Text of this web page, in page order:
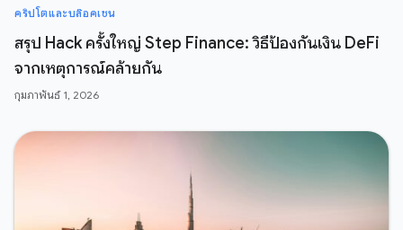
คริปโตและบล๊อคเชน
สรุป Hack ครั้งใหญ่ Step Finance: วิธีป้องกันเงิน DeFi
จากเหตุการณ์คล้ายกัน
กุมภาพันธ์ 1, 2026